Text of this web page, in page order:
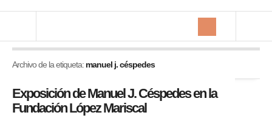
Archivo de la etiqueta: manuel j. céspedes
Exposición de Manuel J. Céspedes en la
Fundación López Mariscal